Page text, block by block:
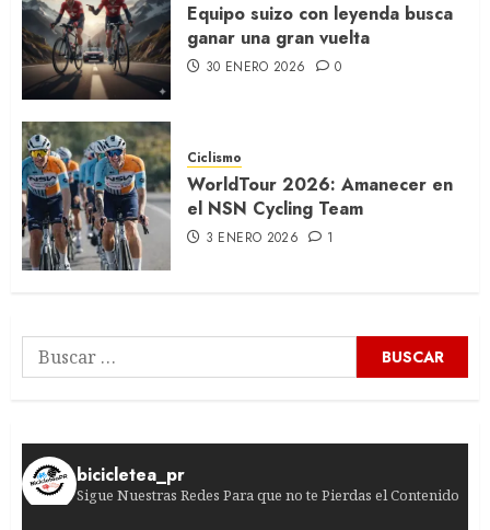
Equipo suizo con leyenda busca
ganar una gran vuelta
30 ENERO 2026 0
Ciclismo
WorldTour 2026: Amanecer en
el NSN Cycling Team
3 ENERO 2026 1
Buscar:
bicicletea_pr
Sigue Nuestras Redes Para que no te Pierdas el Contenido